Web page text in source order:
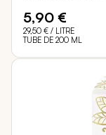
5,90 €
29,50 € / LITRE
TUBE DE 200 ML